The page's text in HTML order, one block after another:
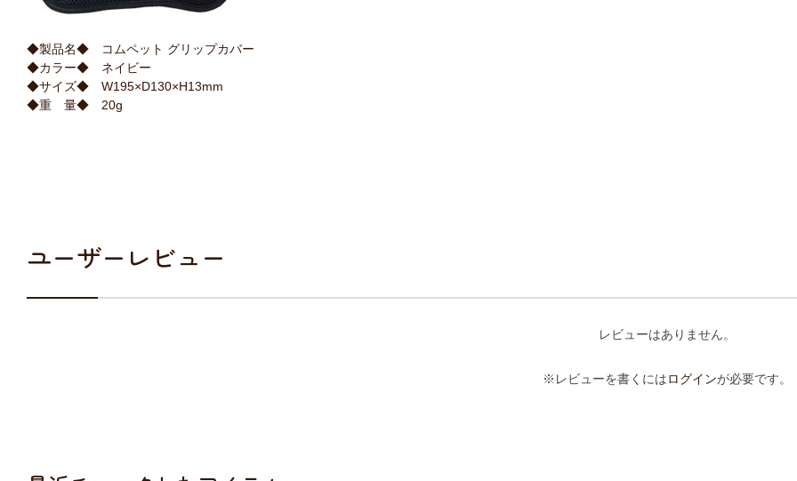
◆製品名◆ コムペット グリップカバー
◆カラー◆ ネイビー
◆サイズ◆ W195×D130×H13mm
◆重 量◆ 20g
ユーザーレビュー
レビューはありません。
※レビューを書くにはログインが必要です。